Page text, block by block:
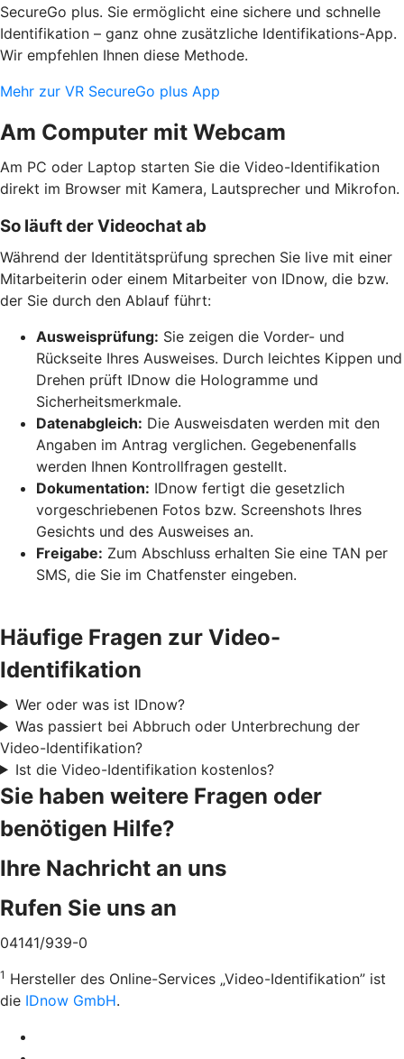
SecureGo plus. Sie ermöglicht eine sichere und schnelle
Identifikation – ganz ohne zusätzliche Identifikations-App.
Wir empfehlen Ihnen diese Methode.
Mehr zur VR SecureGo plus App
Am Computer mit Webcam
Am PC oder Laptop starten Sie die Video-Identifikation
direkt im Browser mit Kamera, Lautsprecher und Mikrofon.
So läuft der Videochat ab
Während der Identitätsprüfung sprechen Sie live mit einer
Mitarbeiterin oder einem Mitarbeiter von IDnow, die bzw.
der Sie durch den Ablauf führt:
Ausweisprüfung: Sie zeigen die Vorder- und
Rückseite Ihres Ausweises. Durch leichtes Kippen und
Drehen prüft IDnow die Hologramme und
Sicherheitsmerkmale.
Datenabgleich: Die Ausweisdaten werden mit den
Angaben im Antrag verglichen. Gegebenenfalls
werden Ihnen Kontrollfragen gestellt.
Dokumentation: IDnow fertigt die gesetzlich
vorgeschriebenen Fotos bzw. Screenshots Ihres
Gesichts und des Ausweises an.
Freigabe: Zum Abschluss erhalten Sie eine TAN per
SMS, die Sie im Chatfenster eingeben.
Häufige Fragen zur Video-
Identifikation
Wer oder was ist IDnow?
Was passiert bei Abbruch oder Unterbrechung der
Video-Identifikation?
Ist die Video-Identifikation kostenlos?
Sie haben weitere Fragen oder
benötigen Hilfe?
Ihre Nachricht an uns
Rufen Sie uns an
04141/939-0
1 Hersteller des Online-Services „Video-Identifikation” ist
die IDnow GmbH.